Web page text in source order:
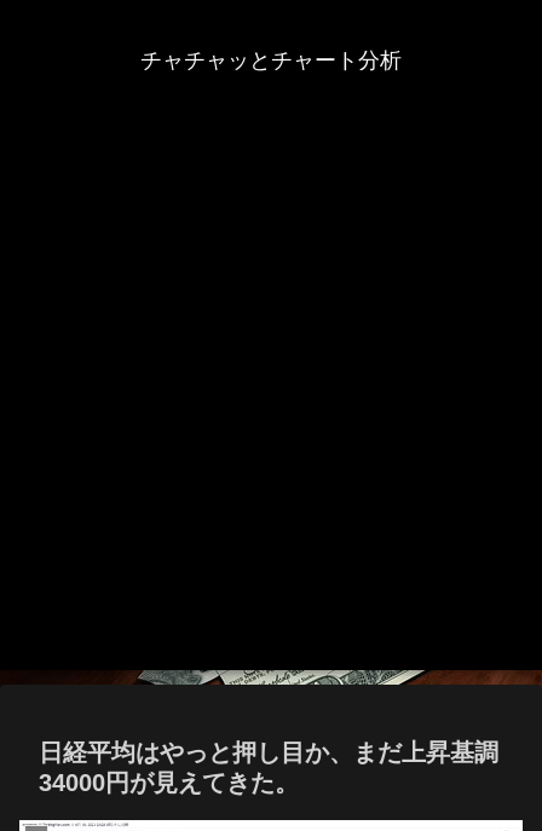
チャチャッとチャート分析
日経平均はやっと押し目か、まだ上昇基調
34000円が見えてきた。